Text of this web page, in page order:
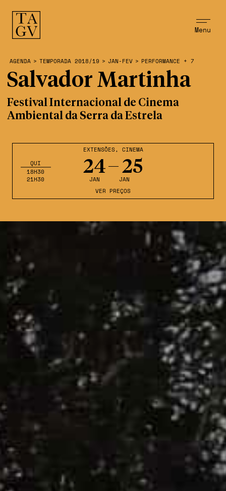
Menu
EXTENSÕES, CINEMA
24
JAN
25
JAN
QUI
18H30
21H30
VER PREÇOS
AGENDA > TEMPORADA 2018/19 > JAN-FEV > PERFORMANCE + 7
Salvador Martinha
Festival Internacional de Cinema
Ambiental da Serra da Estrela